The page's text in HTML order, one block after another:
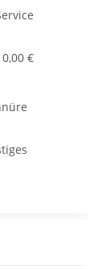
0,00 €